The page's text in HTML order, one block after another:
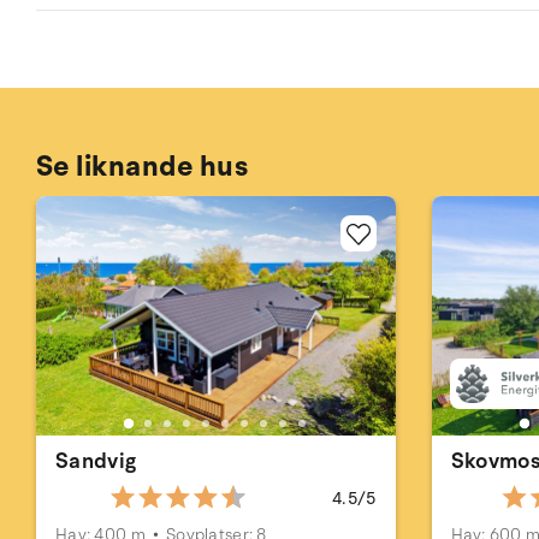
Se liknande hus
Sandvig
4.5/5
Hav: 400 m
Sovplatser: 8 Hav: 600